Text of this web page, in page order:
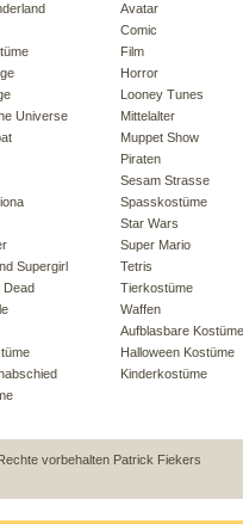
Avatar
Comic
Film
Horror
Looney Tunes
Universe
Mittelalter
Muppet Show
Piraten
Sesam Strasse
Spasskostüme
Star Wars
Super Mario
Supergirl
Tetris
Dead
Tierkostüme
Waffen
Aufblasbare Kostüme
Halloween Kostüme
Kinderkostüme
vorbehalten Patrick Fiekers